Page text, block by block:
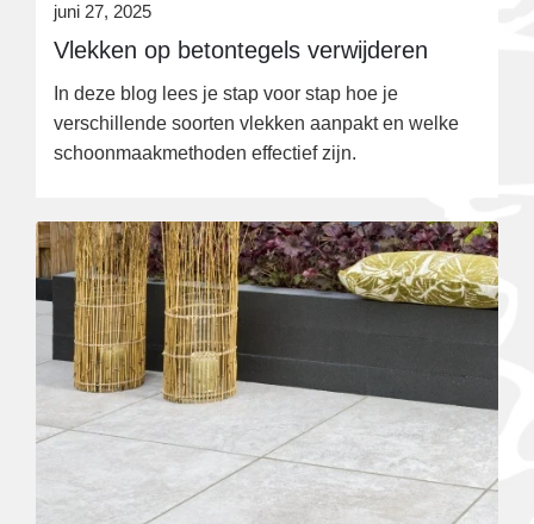
juni 27, 2025
Vlekken op betontegels verwijderen
In deze blog lees je stap voor stap hoe je
verschillende soorten vlekken aanpakt en welke
schoonmaakmethoden effectief zijn.